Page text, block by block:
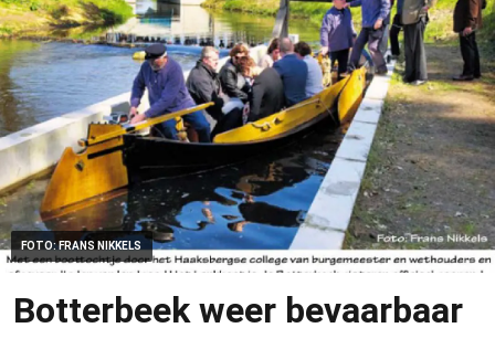
FOTO: FRANS NIKKELS
Botterbeek weer bevaarbaar